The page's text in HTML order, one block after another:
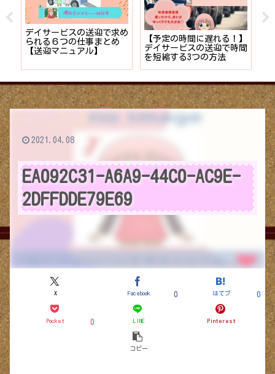
デイサービスの送迎で求め
られる６つの仕事まとめ
【送迎マニュアル】
【予定の時間に遅れる！】
デイサービスの送迎で時間
を短縮する3つの方法
EA092C31-A6A9-44C0-AC9E-
2DFFDDE79E69
X Facebook 0 はてブ 0
Pocket 0 LINE Pinterest
コピー
2021.04.08